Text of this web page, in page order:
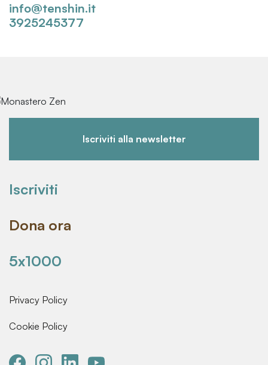
info@tenshin.it
3925245377
Iscriviti alla newsletter
Iscriviti
Dona ora
5x1000
Privacy Policy
Cookie Policy